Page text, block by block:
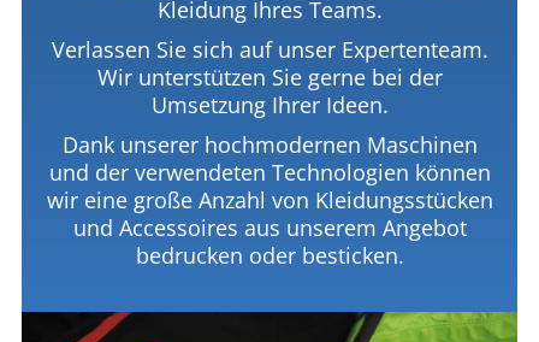
Kleidung Ihres Teams.
Verlassen Sie sich auf unser Expertenteam.
Wir unterstützen Sie gerne bei der
Umsetzung Ihrer Ideen.
Dank unserer hochmodernen Maschinen
und der verwendeten Technologien können
wir eine große Anzahl von Kleidungsstücken
und Accessoires aus unserem Angebot
bedrucken oder besticken.